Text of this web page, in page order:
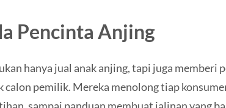
Pencinta Anjing
hanya jual anak anjing, tapi juga memberi
calon pemilik. Mereka menolong tiap